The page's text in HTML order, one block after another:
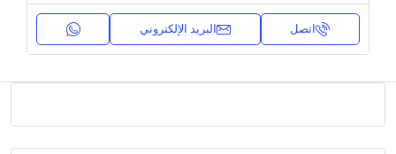
اتصل البريد الإلكتروني